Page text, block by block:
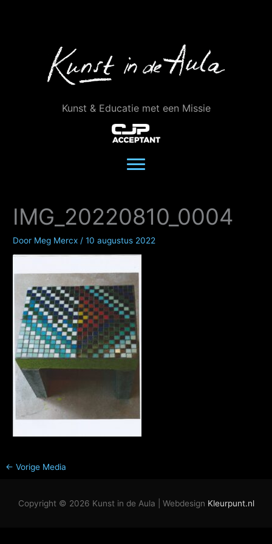
Kunst & Educatie met een Missie
IMG_20220810_0004
Door Meg Mercx /10 augustus 2022
← Vorige Media
Copyright © 2026 Kunst in de Aula | Webdesign Kleurpunt.nl